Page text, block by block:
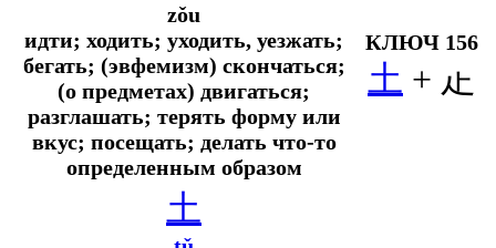
zǒu
идти; ходить; уходить, уезжать;
бегать; (эвфемизм) скончаться;
(о предметах) двигаться;
разглашать; терять форму или
вкус; посещать; делать что-то
определенным образом
КЛЮЧ 156
土 + 龰
土